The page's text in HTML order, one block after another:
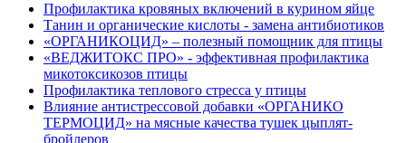
Профилактика кровяных включений в курином яйце
Танин и органические кислоты - замена антибиотиков
«ОРГАНИКОЦИД» – полезный помощник для птицы
«ВЕДЖИТОКС ПРО» - эффективная профилактика
микотоксикозов птицы
Профилактика теплового стресса у птицы
Влияние антистрессовой добавки «ОРГАНИКО
ТЕРМОЦИД» на мясные качества тушек цыплят-
бройлеров